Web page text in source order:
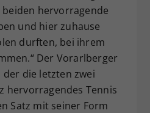
hervorragende
und hier zuhause
durften, bei ihrem
Der Vorarlberger
der die letzten zwei
hervorragendes Tennis
Satz mit seiner Form